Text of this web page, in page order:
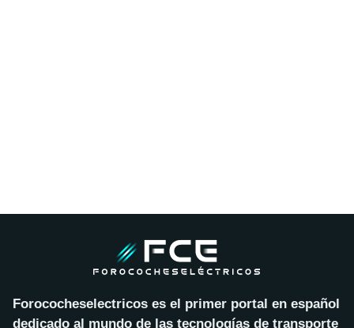
Forococheselectricos es el primer portal en español
dedicado al mundo de las tecnologías de transporte